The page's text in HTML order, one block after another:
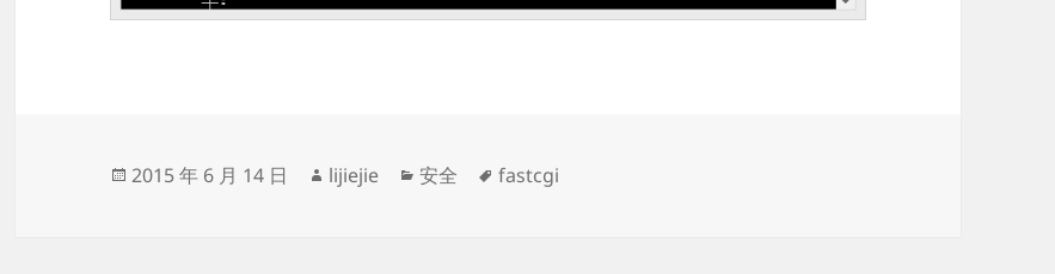
发
2015 年 6 月 14 日
作
lijiejie
分
安全
标
fastcgi